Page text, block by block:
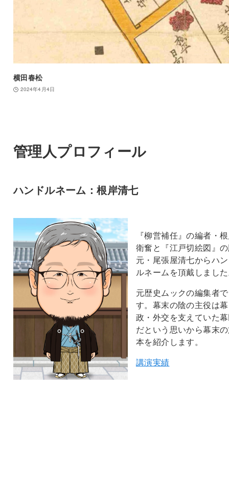
横田春松
2024年4月4日
管理人プロフィール
ハンドルネーム：根岸清七
『柳営補任』の編者・
衛奮と『江戸切絵図』
元・尾張屋清七からハ
ルネームを頂戴しまし
元歴史ムックの編集者で
す。幕末の陰の主役は幕
政・外交を支えていた
だという思いから幕末
本を紹介します。
講演実績